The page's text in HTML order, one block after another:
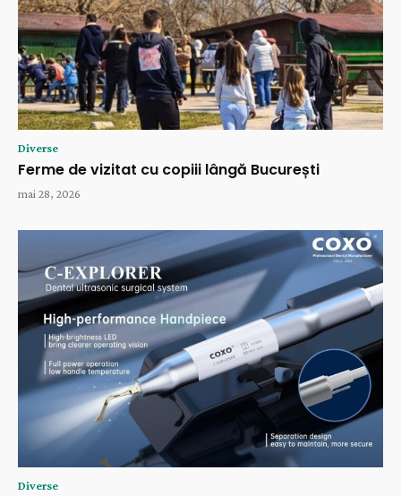
Diverse
Ferme de vizitat cu copiii lângă București
mai 28, 2026
Diverse